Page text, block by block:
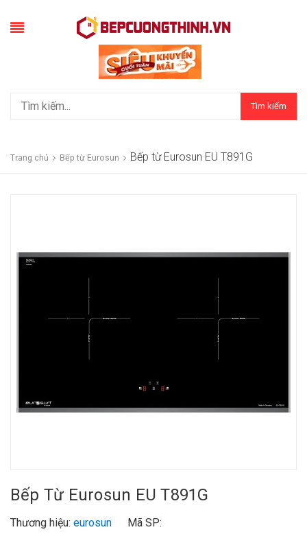
Tìm kiếm
Trang chủ Bếp từ Eurosun Bếp từ Eurosun EU T891G
Bếp Từ Eurosun EU T891G
Thương hiệu: eurosun Mã SP: